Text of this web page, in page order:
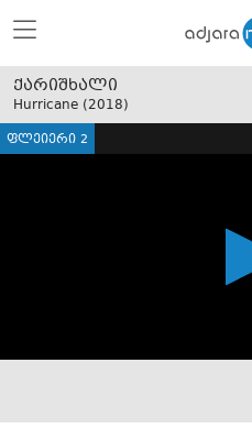
ქარიშხალი
Hurricane (2018)
ფლეიერი 2